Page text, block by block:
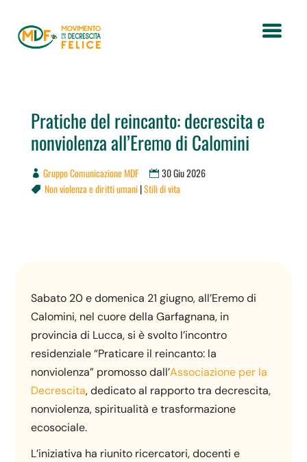
Pratiche del reincanto: decrescita e
nonviolenza all’Eremo di Calomini
Gruppo Comunicazione MDF 30 Giu 2026
 Non violenza e diritti umani|Stili di vita
Sabato 20 e domenica 21 giugno, all’Eremo di
Calomini, nel cuore della Garfagnana, in
provincia di Lucca, si è svolto l’incontro
residenziale “Praticare il reincanto: la
nonviolenza” promosso dall’Associazione per la
Decrescita, dedicato al rapporto tra decrescita,
nonviolenza, spiritualità e trasformazione
ecosociale.
L’iniziativa ha riunito ricercatori, docenti e